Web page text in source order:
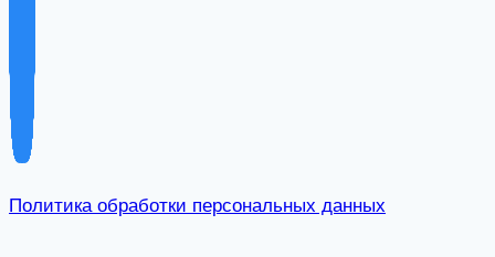
Политика обработки персональных данных